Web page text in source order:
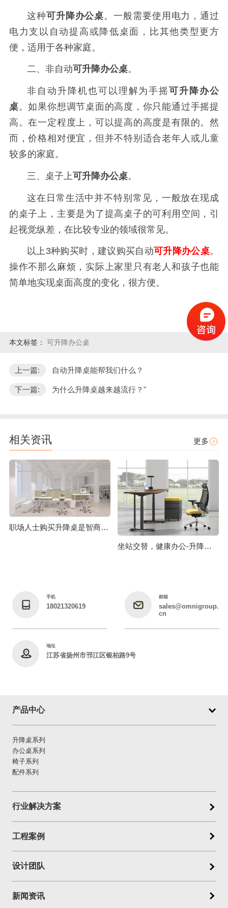
这种可升降办公桌。一般需要使用电力，通过
电力支以自动提高或降低桌面，比其他类型更方
便，适用于各种家庭。
二、非自动可升降办公桌。
非自动升降机也可以理解为手摇可升 降办公
桌。如果你想调节桌面的高度，你只能通过手摇提
高。在一定程度上，可以提高的高度是有限的。然
而，价格相对便宜，但并不特别适合老年人或儿童
较多的家庭。
三、桌子上可升降办公桌。
这在日常生活中并不特别常见，一般放在现成
的桌子上，主要是为了提高桌子的可利用空间，引
起视觉纵差，在比较专业的领域很常见。
以上3种购买时，建议购买自动可升降办公桌。
操作不那么麻烦，实际上家里只有老人和孩子也能
简单地实现桌面高度的变化，很方便。
本文标签： 可升降办公桌
上一篇: 自动升降桌能帮我们什么？
下一篇: 为什么升降桌越来越流行？"
相关资讯 更多
职场人士购买升降桌是智商税吗？
坐站交替，健康办公-升降桌你值得拥有
手机
18021320619
邮箱
sales@omnigroup.
cn
地址
江苏省扬州市邗江区银柏路9号
产品中心
升降桌系列
办公桌系列
椅子系列
配件系列
行业解决方案
工程案例
设计团队
新闻资讯